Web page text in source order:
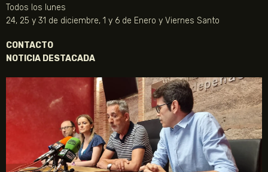
Todos los lunes
24, 25 y 31 de diciembre, 1 y 6 de Enero y Viernes Santo
CONTACTO
NOTICIA DESTACADA